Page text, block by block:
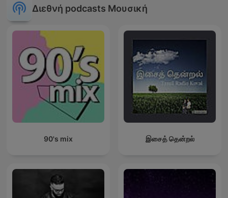
Διεθνή podcasts Μουσική
90's mix இசைத் தென்றல்